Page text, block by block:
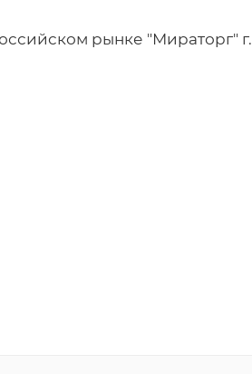
рынке "Мираторг" г.